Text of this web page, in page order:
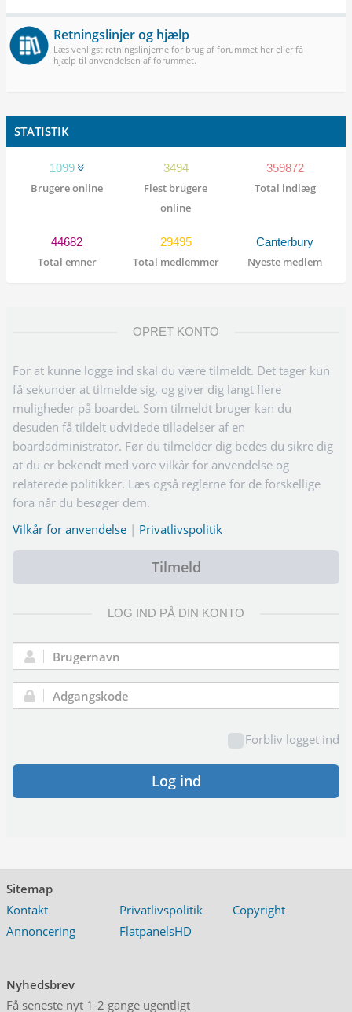
Retningslinjer og hjælp
Læs venligst retningslinjerne for brug af forummet her eller få
hjælp til anvendelsen af forummet.
STATISTIK
1099
Brugere online
3494
Flest brugere
online
359872
Total indlæg
44682
Total emner
29495
Total medlemmer
Canterbury
Nyeste medlem
OPRET KONTO
For at kunne logge ind skal du være tilmeldt. Det tager kun
få sekunder at tilmelde sig, og giver dig langt flere
muligheder på boardet. Som tilmeldt bruger kan du
desuden få tildelt udvidede tilladelser af en
boardadministrator. Før du tilmelder dig bedes du sikre dig
at du er bekendt med vore vilkår for anvendelse og
relaterede politikker. Læs også reglerne for de forskellige
fora når du besøger dem.
Vilkår for anvendelse | Privatlivspolitik
Tilmeld
LOG IND PÅ DIN KONTO
Brugernavn:
Adgangskode:
Forbliv logget ind
Log ind
Sitemap
Kontakt
Privatlivspolitik
Copyright
Annoncering
FlatpanelsHD
Nyhedsbrev
Få seneste nyt 1-2 gange ugentligt